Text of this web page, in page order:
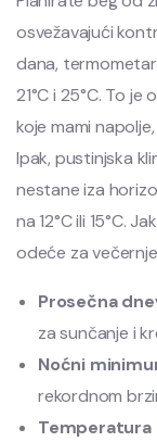
osvežavajući
dana,
21°C i 25°C. To
koje mami
Ipak, pustinjska
nestane iza
na 12°C ili 15°C.
odeće za
Prosečna
za sunčanje i
Noćni
rekordnom
Temperatura